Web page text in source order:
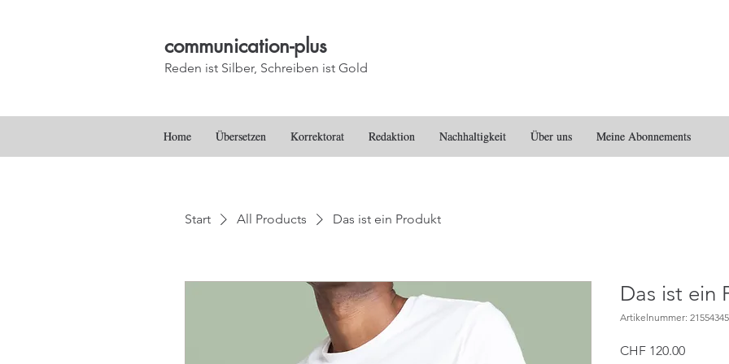
communication-plus
Reden ist Silber, Schreiben ist Gold
Home Übersetzen Korrektorat Redaktion Nachhaltigkeit Über uns Meine Abonnements
Home Übersetzen Korrektorat Redaktion Nachhaltigkeit Über uns Meine Abonnements
Start All Products Das ist ein Produkt
Das ist ein
Artikelnummer:
CHF 120.00Preis